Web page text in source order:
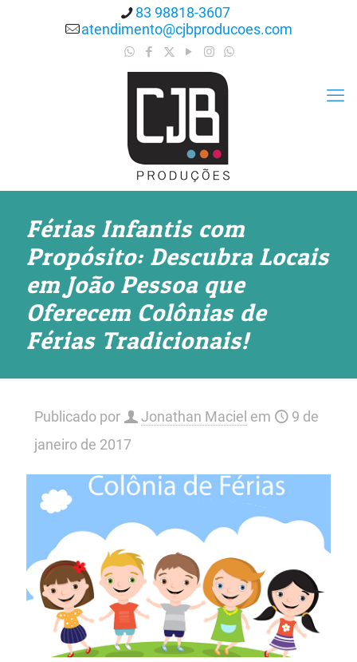
83 98818-3607
atendimento@cjbproducoes.com
Férias Infantis com
Propósito: Descubra Locais
em João Pessoa que
Oferecem Colônias de
Férias Tradicionais!
Publicado por Jonathan Maciel em
9 de
janeiro de 2017